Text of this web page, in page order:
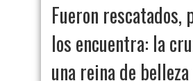
Fueron rescatados,
los encuentra: la
una reina de